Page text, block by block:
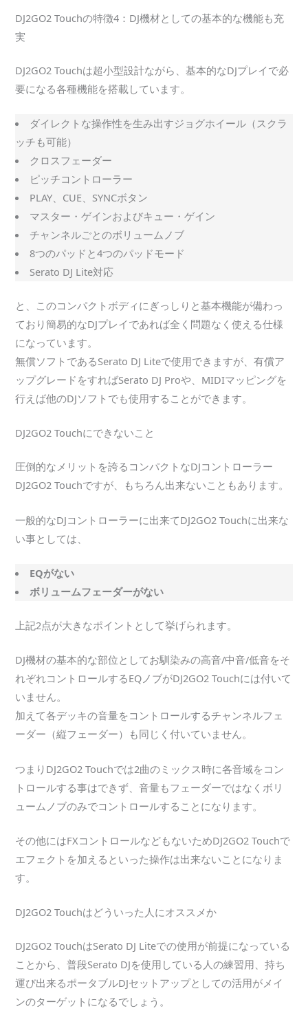
DJ2GO2 Touchの特徴4：DJ機材としての基本的な機能も充
実
DJ2GO2 Touchは超小型設計ながら、基本的なDJプレイで必
要になる各種機能を搭載しています。
ダイレクトな操作性を生み出すジョグホイール（スクラ
ッチも可能）
クロスフェーダー
ピッチコントローラー
PLAY、CUE、SYNCボタン
マスター・ゲインおよびキュー・ゲイン
チャンネルごとのボリュームノブ
8つのパッドと4つのパッドモード
Serato DJ Lite対応
と、このコンパクトボディにぎっしりと基本機能が備わっ
ており簡易的なDJプレイであれば全く問題なく使える仕様
になっています。
無償ソフトであるSerato DJ Liteで使用できますが、有償ア
ップグレードをすればSerato DJ Proや、MIDIマッピングを
行えば他のDJソフトでも使用することができます。
DJ2GO2 Touchにできないこと
圧倒的なメリットを誇るコンパクトなDJコントローラー
DJ2GO2 Touchですが、もちろん出来ないこともあります。
一般的なDJコントローラーに出来てDJ2GO2 Touchに出来な
い事としては、
EQがない
ボリュームフェーダーがない
上記2点が大きなポイントとして挙げられます。
DJ機材の基本的な部位としてお馴染みの高音/中音/低音をそ
れぞれコントロールするEQノブがDJ2GO2 Touchには付いて
いません。
加えて各デッキの音量をコントロールするチャンネルフェ
ーダー（縦フェーダー）も同じく付いていません。
つまりDJ2GO2 Touchでは2曲のミックス時に各音域をコン
トロールする事はできず、音量もフェーダーではなくボリ
ュームノブのみでコントロールすることになります。
その他にはFXコントロールなどもないためDJ2GO2 Touchで
エフェクトを加えるといった操作は出来ないことになりま
す。
DJ2GO2 Touchはどういった人にオススメか
DJ2GO2 TouchはSerato DJ Liteでの使用が前提になっている
ことから、普段Serato DJを使用している人の練習用、持ち
運び出来るポータブルDJセットアップとしての活用がメイ
ンのターゲットになるでしょう。